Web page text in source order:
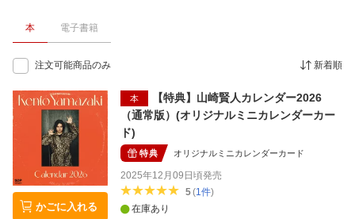
本 電子書籍
注文可能商品のみ 新着順
かごに入れる
本
【特典】山崎賢人カレンダー2026
（通常版）(オリジナルミニカレンダーカー
ド)
特典 オリジナルミニカレンダーカード
2025年12月09日頃発売
5(1件)
在庫あり